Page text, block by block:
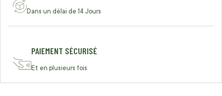
Dans un délai de 14 Jours
PAIEMENT SÉCURISÉ
Et en plusieurs fois